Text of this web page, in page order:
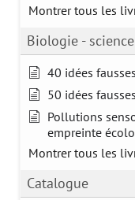
Montrer tous les
Biologie -
40 idées
50 idées
Pollutions
empreinte
Montrer tous les
Catalogue